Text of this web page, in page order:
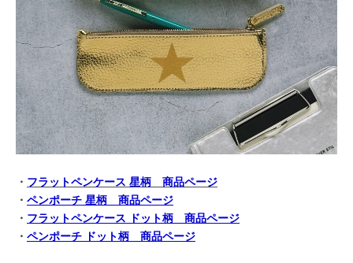
・ フラットペンケース 星柄 商品ページ
・ ペンポーチ 星柄 商品ページ
・ フラットペンケース ドット柄 商品ページ
・ ペンポーチ ドット柄 商品ページ